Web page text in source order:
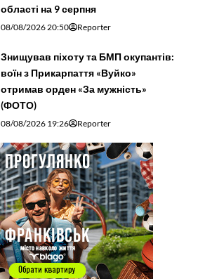
області на 9 серпня
08/08/2026 20:50 Reporter
Знищував піхоту та БМП окупантів:
воїн з Прикарпаття «Вуйко»
отримав орден «За мужність»
(ФОТО)
08/08/2026 19:26 Reporter